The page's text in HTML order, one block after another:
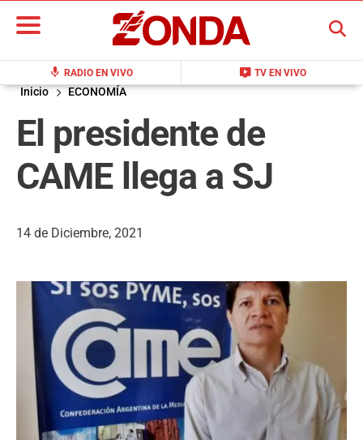
mic RADIO EN VIVO live_tv TV EN VIVO
BUSCAR
Inicio ECONOMÍA
El presidente de
CAME llega a SJ
14 de Diciembre, 2021